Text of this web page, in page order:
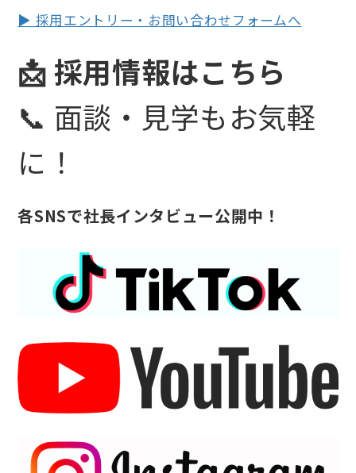
▶ 採用エントリー・お問い合わせフォームへ
📩 採用情報はこちら
📞 面談・見学もお気軽
に！
各SNSで社長インタビュー公開中！